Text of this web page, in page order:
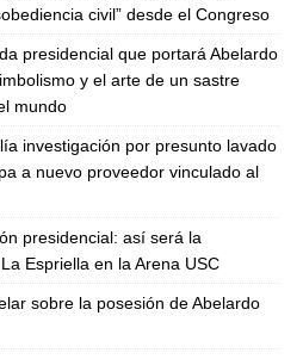
civil” desde el Congreso
presidencial que portará Abelardo
y el arte de un sastre
mundo
investigación por presunto lavado
a nuevo proveedor vinculado al
presidencial: así será la
Espriella en la Arena USC
sobre la posesión de Abelardo